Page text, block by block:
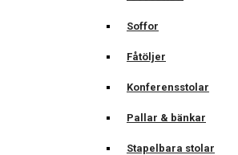
Soffor
Fåtöljer
Konferensstolar
Pallar & bänkar
Stapelbara stolar